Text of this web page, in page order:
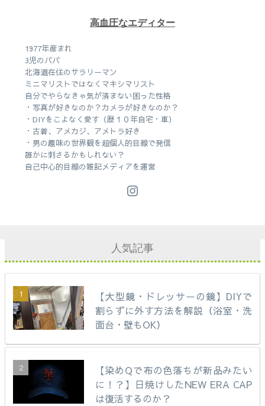
高血圧なエディター
1977年産まれ
3児のパパ
北海道在住のサラリーマン
ミニマリストではなくマキシマリスト
自分でやらなきゃ気が済まない困った性格
・写真が好きなのか？カメラが好きなのか？
・DIYをこよなく愛す（歴１０年自宅・車）
・古着、アメカジ、アメトラ好き
・男の趣味の世界観を超個人的目線で発信
誰かに刺さるかもしれない？
自己中心的目線の雑記メディアを運営
人気記事
【大型鏡・ドレッサーの鏡】DIYで
割らずに外す方法を解説（浴室・洗
面台・壁もOK）
【染めQで布の色落ちが新品みたい
に！？】日焼けしたNEW ERA CAP
は復活するのか？